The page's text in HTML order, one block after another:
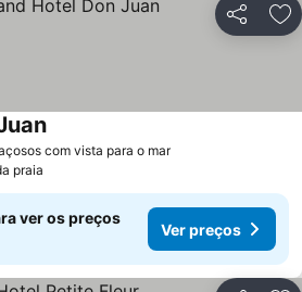
Partilhar
com vista para o mar
praia
ver os preços
Ver preços